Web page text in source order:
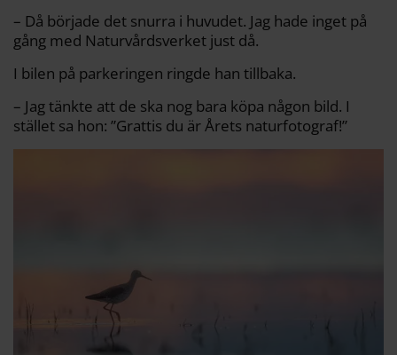
– Då började det snurra i huvudet. Jag hade inget på
gång med Naturvårdsverket just då.
I bilen på parkeringen ringde han tillbaka.
– Jag tänkte att de ska nog bara köpa någon bild. I
stället sa hon: ”Grattis du är Årets naturfotograf!”